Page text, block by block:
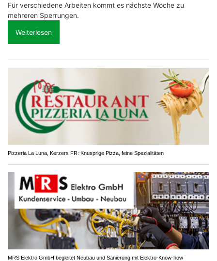
Für verschiedene Arbeiten kommt es nächste Woche zu
mehreren Sperrungen.
Weiterlesen
Pizzeria La Luna, Kerzers FR: Knusprige Pizza, feine Spezialitäten
MRS Elektro GmbH begleitet Neubau und Sanierung mit Elektro-Know-how